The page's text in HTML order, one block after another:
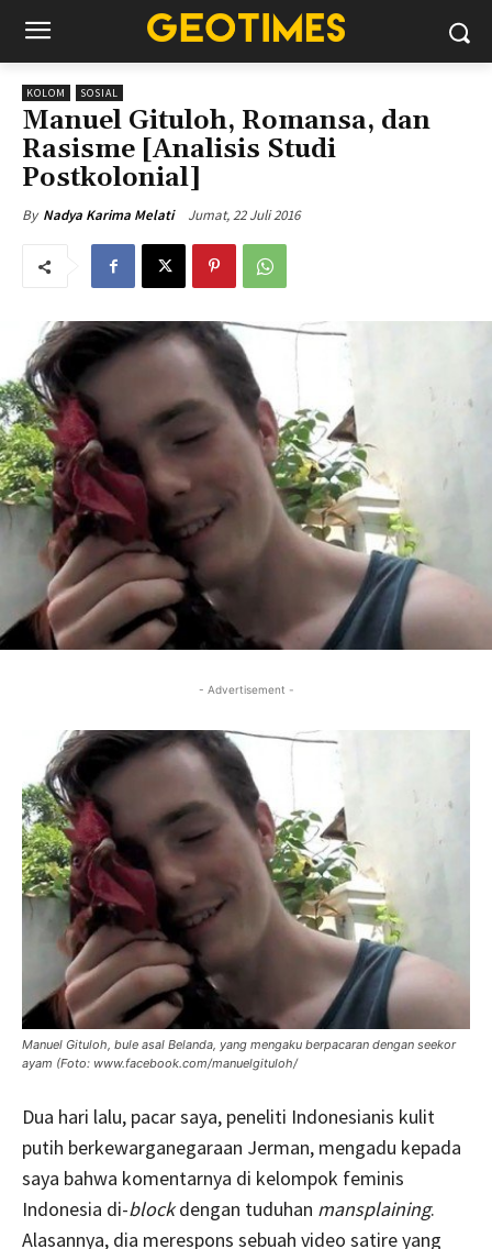
KOLOM SOSIAL
Manuel Gituloh, Romansa, dan
Rasisme [Analisis Studi
Postkolonial]
By Nadya Karima Melati Jumat, 22 Juli 2016
- Advertisement -
Manuel Gituloh, bule asal Belanda, yang mengaku berpacaran dengan seekor
ayam (Foto: www.facebook.com/manuelgituloh/
Dua hari lalu, pacar saya, peneliti Indonesianis kulit
putih berkewarganegaraan Jerman, mengadu kepada
saya bahwa komentarnya di kelompok feminis
Indonesia di-blockdengan tuduhan mansplaining.
Alasannya, dia merespons sebuah video satire yang